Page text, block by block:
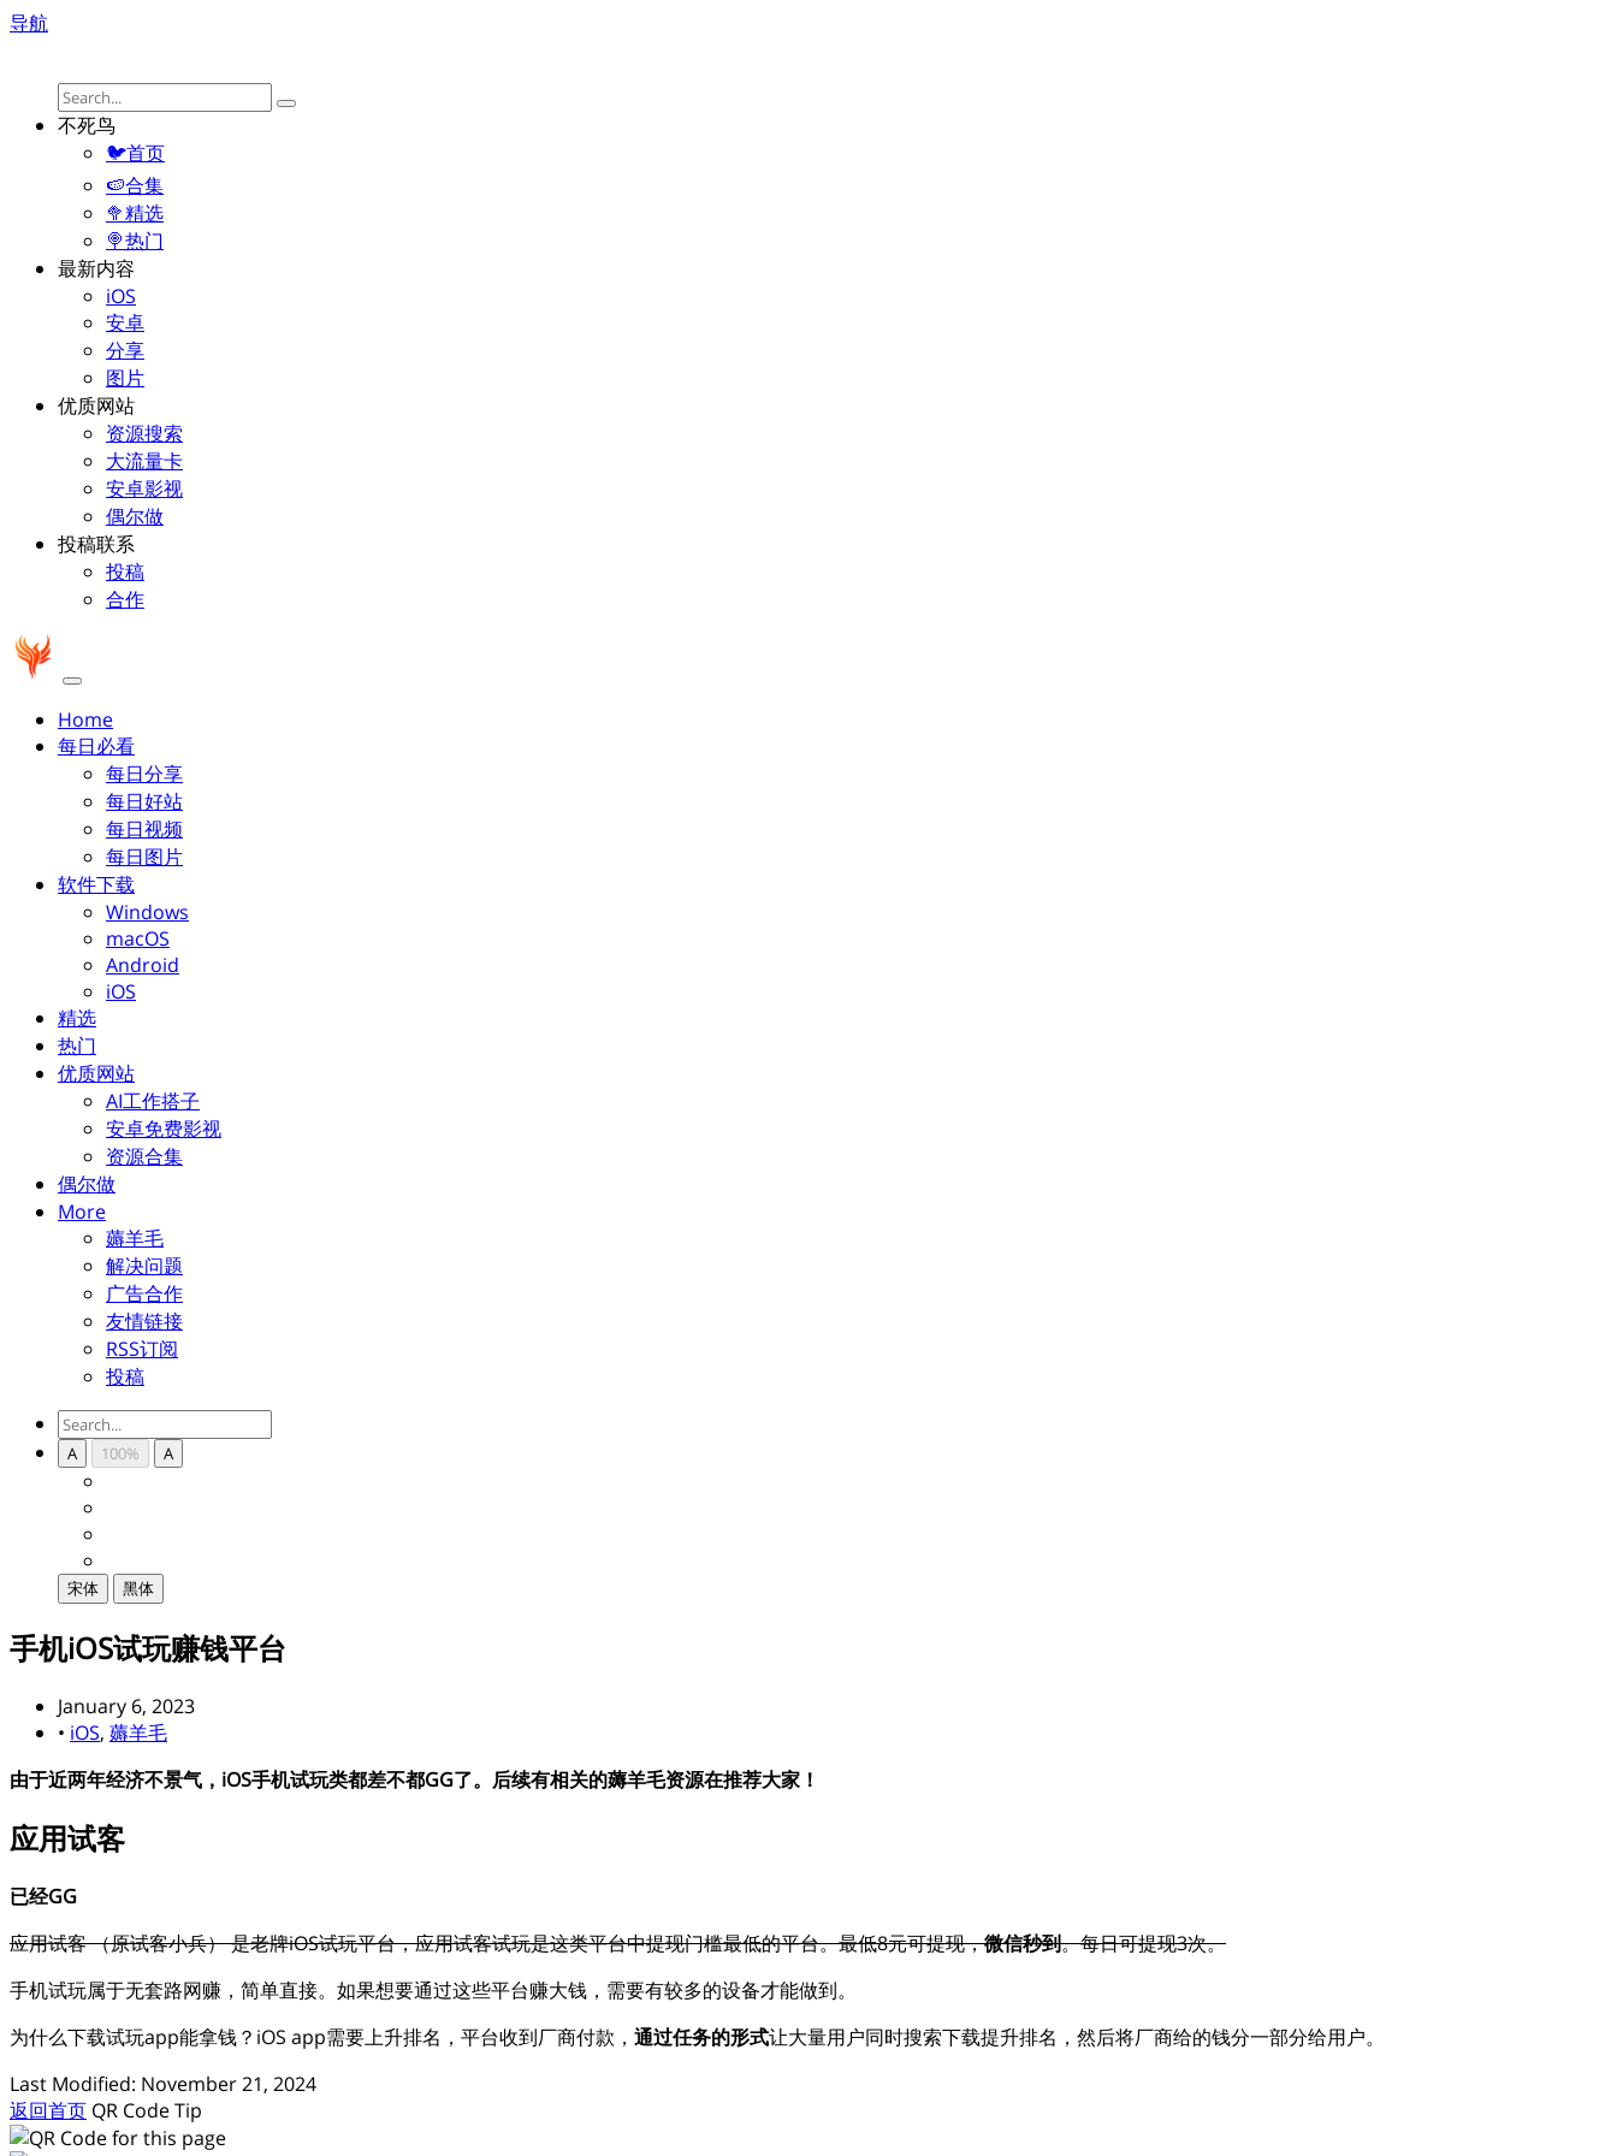
导航
不死鸟
🐦首页
🍉合集
🥦精选
🍭热门
最新内容
iOS
安卓
分享
图片
优质网站
资源搜索
大流量卡
安卓影视
偶尔做
投稿联系
投稿
合作
Home
每日必看
每日分享
每日好站
每日视频
每日图片
软件下载
Windows
macOS
Android
iOS
精选
热门
优质网站
AI工作搭子
安卓免费影视
资源合集
偶尔做
More
薅羊毛
解决问题
广告合作
友情链接
RSS订阅
投稿
A 100% A
宋体 黑体
手机iOS试玩赚钱平台
January 6, 2023
• iOS, 薅羊毛
由于近两年经济不景气，iOS手机试玩类都差不都GG了。后续有相关的薅羊毛资源在推荐大家！
应用试客
已经GG
应用试客 （原试客小兵） 是老牌iOS试玩平台，应用试客试玩是这类平台中提现门槛最低的平台。最低8元可提现，微信秒到。每日可提现3次。
手机试玩属于无套路网赚，简单直接。如果想要通过这些平台赚大钱，需要有较多的设备才能做到。
为什么下载试玩app能拿钱？iOS app需要上升排名，平台收到厂商付款， 通过任务的形式让大量用户同时搜索下载提升排名，然后将厂商给的钱分一部分给用户。
Last Modified: November 21, 2024
返回首页 QR CodeTip